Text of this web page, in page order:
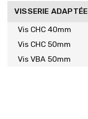
VISSERIE
Vis CHC 40mm
Vis CHC 50mm
Vis VBA 50mm